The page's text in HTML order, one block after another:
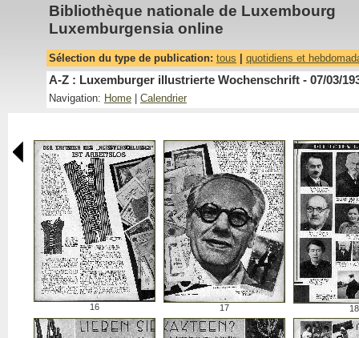
Bibliothèque nationale de Luxembourg
Luxemburgensia online
Sélection du type de publication: tous quotidiens et
A-Z : Luxemburger illustrierte Wochenschrift - 07/03/
Navigation: Home Calendrier
16 17 18